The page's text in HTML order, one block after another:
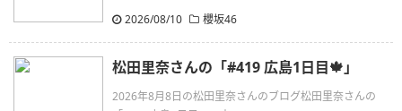
2026/08/10
櫻坂46
松田里奈さんの「#419 広島1日目🍁」
2026年8月8日の松田里奈さんのブログ松田里奈さんの